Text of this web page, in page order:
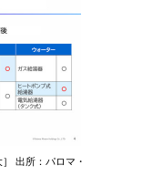
出所：パロマ・